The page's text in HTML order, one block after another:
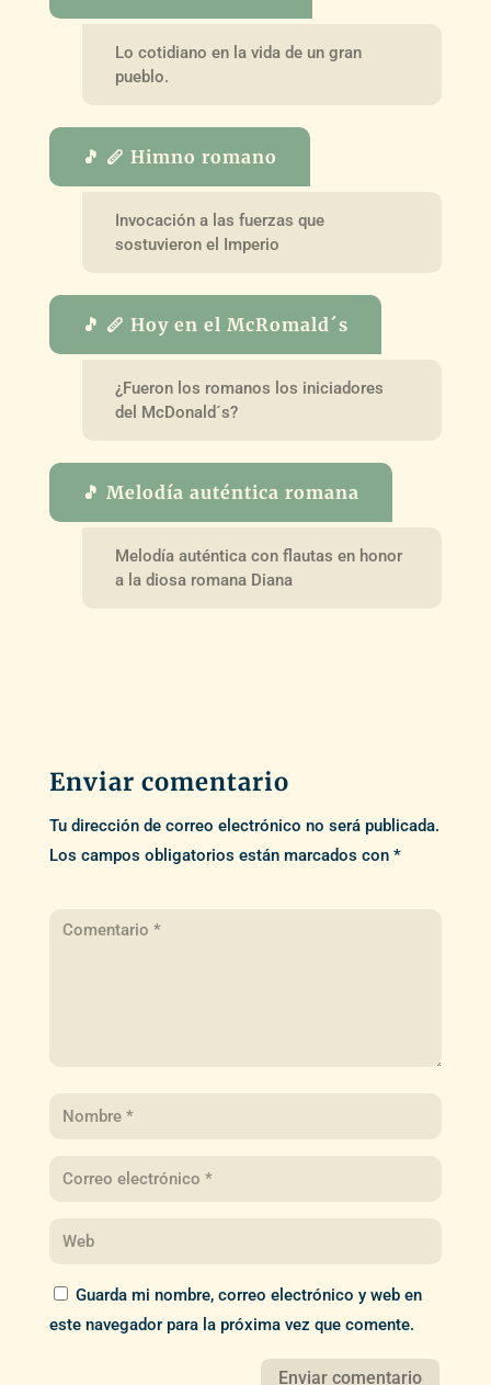
Lo cotidiano en la vida de un gran
pueblo.
🎵 🪈 Himno romano
Invocación a las fuerzas que
sostuvieron el Imperio
🎵 🪈 Hoy en el McRomald´s
¿Fueron los romanos los iniciadores
del McDonald´s?
🎵 Melodía auténtica romana
Melodía auténtica con flautas en honor
a la diosa romana Diana
Enviar comentario
Tu dirección de correo electrónico no será publicada.
Los campos obligatorios están marcados con *
Guarda mi nombre, correo electrónico y web en
este navegador para la próxima vez que comente.